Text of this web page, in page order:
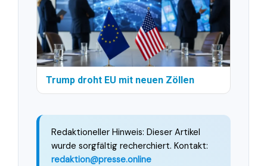
Trump droht EU mit neuen Zöllen
Redaktioneller Hinweis: Dieser Artikel
wurde sorgfältig recherchiert. Kontakt:
redaktion@presse.online